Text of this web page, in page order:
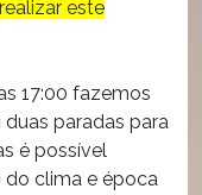
este
17:00 fazemos
paradas para
é possível
do clima e época